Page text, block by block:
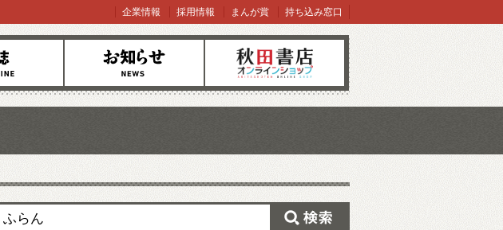
お知らせ オンラインショップ
企業情報 採用情報 まんが賞 持ち込み窓口